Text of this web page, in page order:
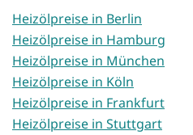
Heizölpreise in Berlin
Heizölpreise in Hamburg
Heizölpreise in München
Heizölpreise in Köln
Heizölpreise in Frankfurt
Heizölpreise in Stuttgart